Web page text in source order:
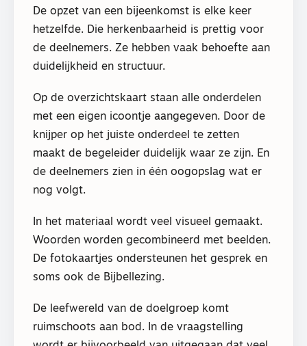
De opzet van een bijeenkomst is elke keer
hetzelfde. Die herkenbaarheid is prettig voor
de deelnemers. Ze hebben vaak behoefte aan
duidelijkheid en structuur.
Op de overzichtskaart staan alle onderdelen
met een eigen icoontje aangegeven. Door de
knijper op het juiste onderdeel te zetten
maakt de begeleider duidelijk waar ze zijn. En
de deelnemers zien in één oogopslag wat er
nog volgt.
In het materiaal wordt veel visueel gemaakt.
Woorden worden gecombineerd met beelden.
De fotokaartjes ondersteunen het gesprek en
soms ook de Bijbellezing.
De leefwereld van de doelgroep komt
ruimschoots aan bod. In de vraagstelling